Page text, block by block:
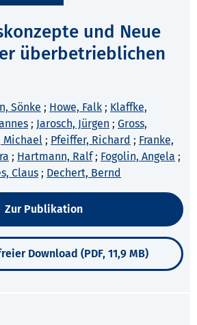
und Neue
überbetrieblichen
Sönke ; Howe, Falk ; Klaffke,
; Jarosch, Jürgen ; Gross,
Michael ; Pfeiffer, Richard ; Franke,
; Hartmann, Ralf; Fogolin, Angela ;
Claus ; Dechert, Bernd
Zur Publikation
Download (PDF, 11,9 MB)